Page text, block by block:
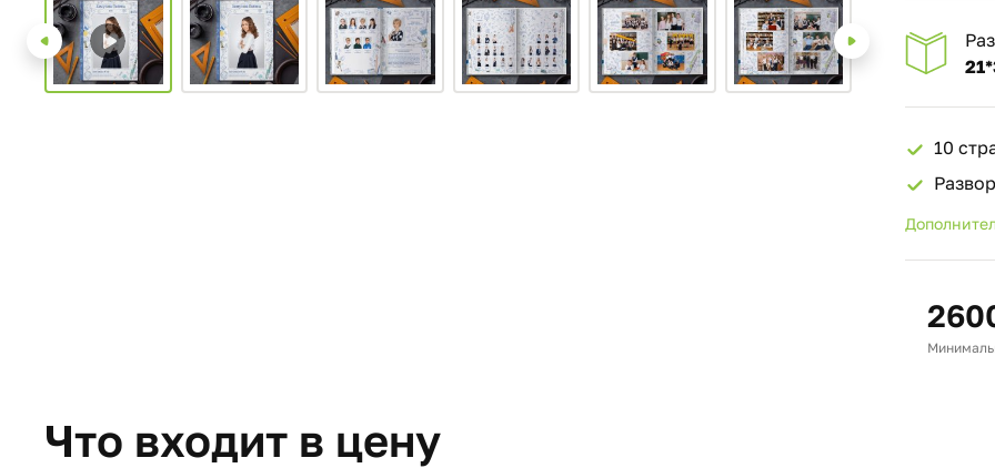
10
Что входит в цену